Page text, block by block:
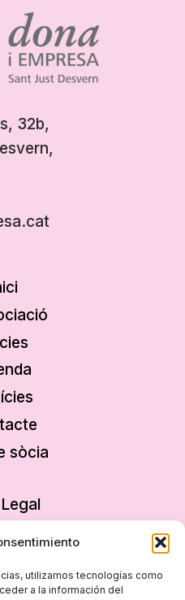
utilizamos tecnologías como
a la información del
32b,
sòcia